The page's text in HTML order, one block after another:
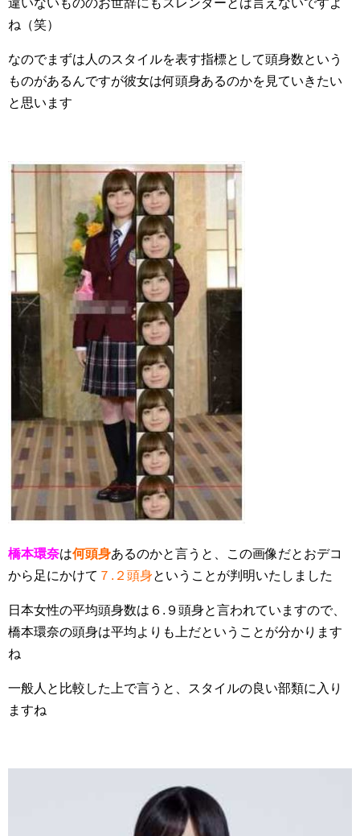
違いないもののお世辞にもスレンダーとは言えないですよ
ね（笑）
なのでまずは人のスタイルを表す指標として頭身数という
ものがあるんですが彼女は何頭身あるのかを見ていきたい
と思います
橋本環奈は何頭身あるのかと言うと、この画像だとおデコ
から足にかけて ７.２頭身ということが判明いたしました
日本女性の平均頭身数は６.９頭身と言われていますので、
橋本環奈の頭身は平均よりも上だということが分かります
ね
一般人と比較した上で言うと、スタイルの良い部類に入り
ますね